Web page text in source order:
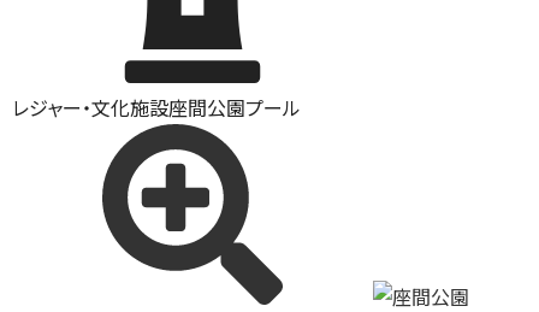
レジャー・文化施設座間公園プール